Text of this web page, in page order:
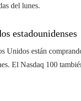
del lunes.
estadounidenses
Unidos están
El Nasdaq 100